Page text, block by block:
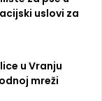
uslovi za
u Vranju
mreži